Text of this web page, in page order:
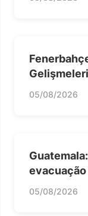
Gelişmeleri
05/08/2026
evacuação
05/08/2026